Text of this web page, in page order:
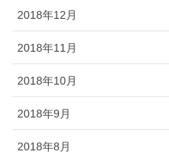
2018年12月
2018年11月
2018年10月
2018年9月
2018年8月